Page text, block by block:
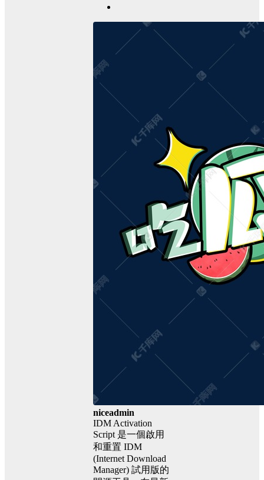
niceadmin
IDM Activation
Script 是一個啟用
和重置 IDM
(Internet Download
Manager) 試用版的